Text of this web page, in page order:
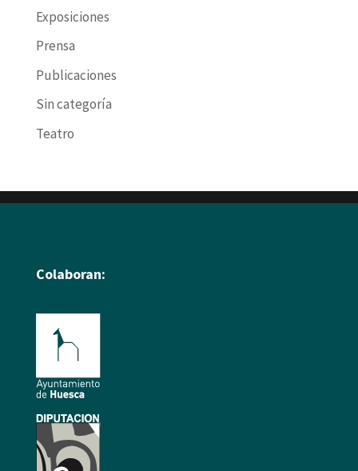
Exposiciones
Prensa
Publicaciones
Sin categoría
Teatro
Colaboran: